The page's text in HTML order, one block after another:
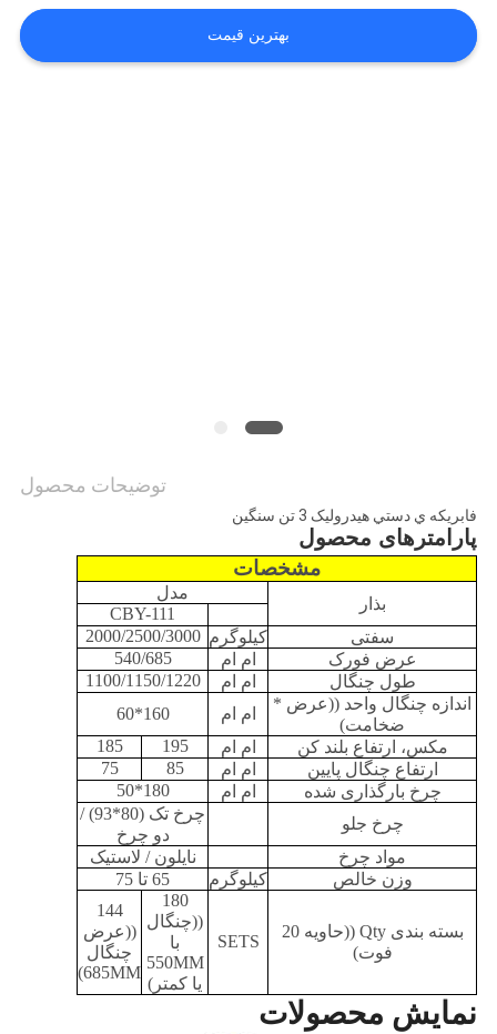
سایت
بهترین قیمت
توضیحات محصول
فابريکه ي دستي هيدروليک 3 تن سنگين
پارامترهای محصول
مشخصات
بذار
مدل
CBY-111
سفتی
کیلوگرم 2000/2500/3000
عرض فورک
ام ام
540/685
طول چنگال
ام ام
1100/1150/1220
اندازه چنگال واحد ((عرض *
ضخامت)
ام ام
160*60
مکس، ارتفاع بلند کن
ام ام 195
185
ارتفاع چنگال پایین
ام ام 85
75
چرخ بارگذاری شده
ام ام
180*50
چرخ جلو
چرخ تک (80*93) /
دو چرخ
مواد چرخ
نایلون / لاستیک
وزن خالص
کیلوگرم 65 تا 75
بسته بندی Qty ((حاویه 20
فوت)
SETS
180
((چنگال
با
550MM
یا کمتر)
144
((عرض
چنگال
685MM)
نمایش محصولات